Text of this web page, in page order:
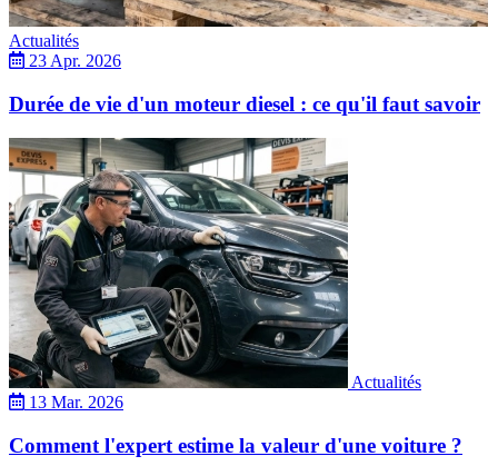
Actualités
23 Apr. 2026
Durée de vie d'un moteur diesel : ce qu'il faut savoir
Actualités
13 Mar. 2026
Comment l'expert estime la valeur d'une voiture ?